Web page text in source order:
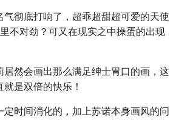
气彻底打响了，超乖超甜超可爱的天使
不对劲？可又在现实之中操蛋的出现
居然会画出那么满足绅士胃口的画，这
是双倍的快乐！
定时间消化的，加上苏诺本身画风的问